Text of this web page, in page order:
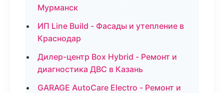
Мурманск
ИП Line Build - Фасады и утепление в
Краснодар
Дилер-центр Box Hybrid - Ремонт и
диагностика ДВС в Казань
GARAGE AutoCare Electro - Ремонт и